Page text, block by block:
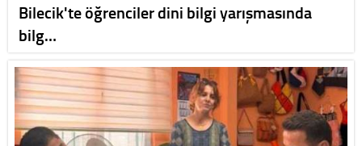
Bilecik'te öğrenciler dini bilgi yarışmasında
bilg…